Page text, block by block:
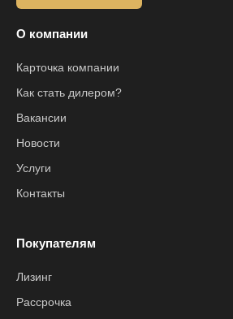
О компании
Карточка компании
Как стать дилером?
Вакансии
Новости
Услуги
Контакты
Покупателям
Лизинг
Рассрочка